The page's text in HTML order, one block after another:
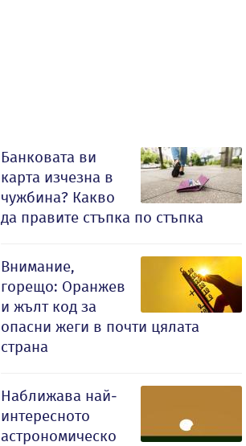
Банковата ви
карта изчезна в
чужбина? Какво
да правите стъпка по стъпка
Внимание,
горещо: Оранжев
и жълт код за
опасни жеги в почти цялата
страна
Наближава най-
интересното
астрономическо